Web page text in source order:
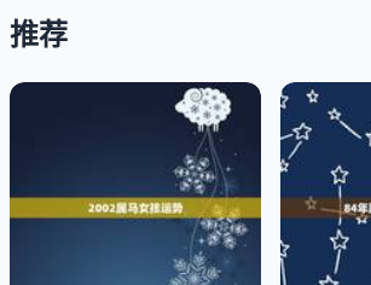
属相对你的婚姻影响并不是很大，你要
建议你去算一下
属马的和什么属相最配属马的人适合找哪
推荐